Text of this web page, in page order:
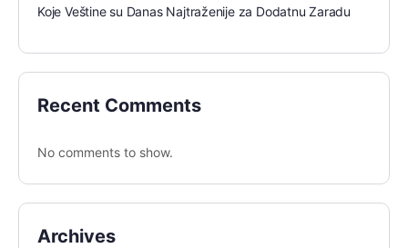
Koje Veštine su Danas Najtraženije za Dodatnu Zaradu
Recent Comments
No comments to show.
Archives